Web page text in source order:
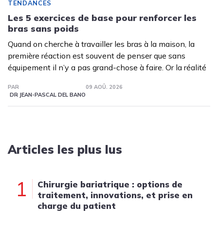
TENDANCES
Les 5 exercices de base pour renforcer les
bras sans poids
Quand on cherche à travailler les bras à la maison, la
première réaction est souvent de penser que sans
équipement il n’y a pas grand-chose à faire. Or la réalité
PAR
DR JEAN-PASCAL DEL BANO
09 AOÛ. 2026
Articles les plus lus
1
Chirurgie bariatrique : options de
traitement, innovations, et prise en
charge du patient